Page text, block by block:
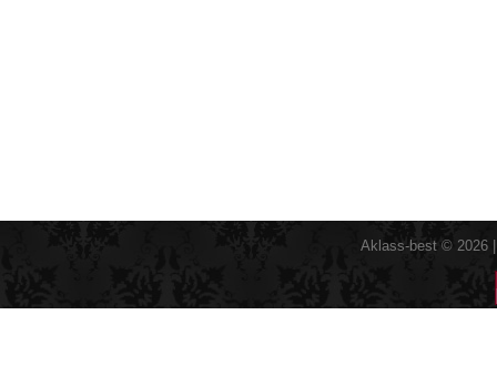
Aklass-best © 2026